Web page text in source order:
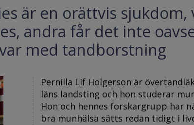
är en orättvis
andra får det inte
med tandborstning
Pernilla Lif Holgerson är
läns landsting och hon studerar
Hon och hennes forskargrupp har
bra munhälsa sätts redan tidigt i